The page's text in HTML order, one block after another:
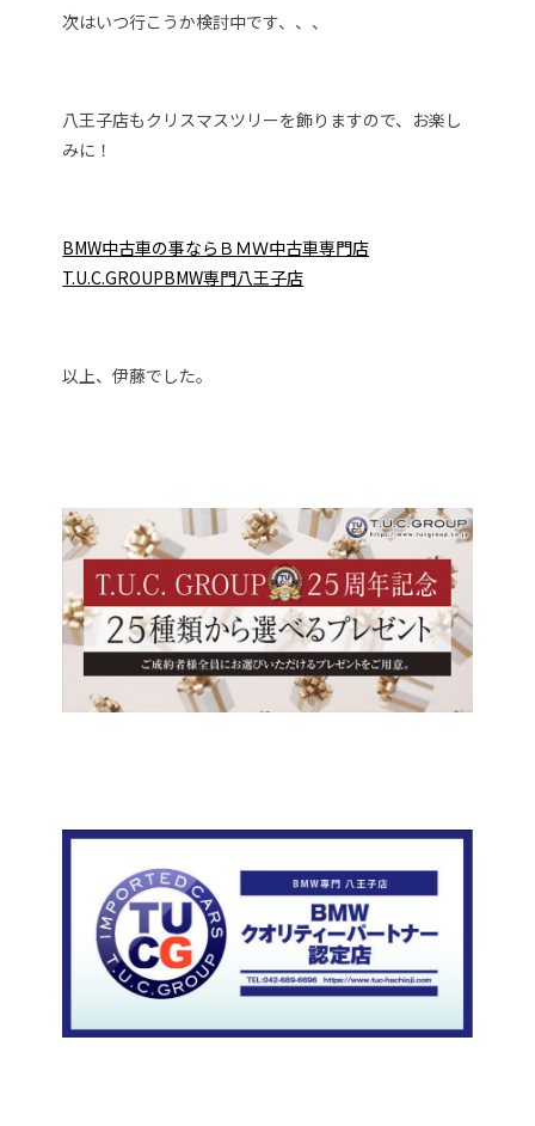
次はいつ行こうか検討中です、、、
八王子店もクリスマスツリーを飾りますので、お楽し
みに！
BMW中古車の事ならＢＭＷ中古車専門店
T.U.C.GROUPBMW専門八王子店
以上、伊藤でした。